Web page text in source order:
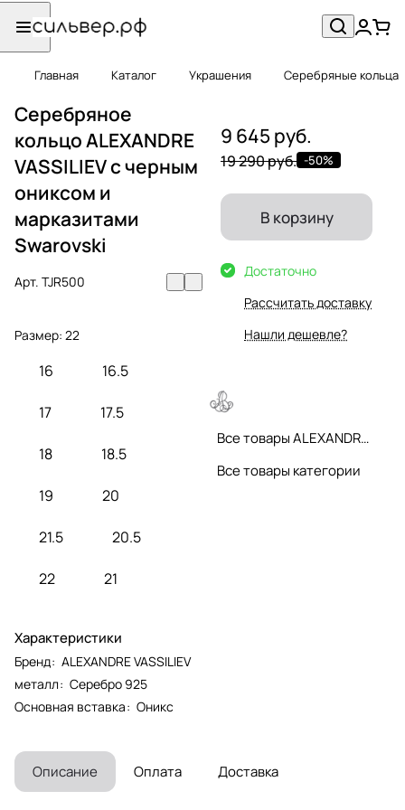
Главная Каталог Украшения Серебряные кольца
Серебряное
кольцо ALEXANDRE
VASSILIEV с черным
ониксом и
марказитами
Swarovski
Арт. TJR500
Размер: 22
16 16.5
17 17.5
18 18.5
19 20
21.5 20.5
22 21
Характеристики
Бренд: ALEXANDRE VASSILIEV
металл: Серебро 925
Основная вставка: Оникс
9 645 руб.
19 290 руб. -50%
В корзину
Достаточно
Рассчитать доставку
Нашли дешевле?
Все товары ALEXANDRE VASSILIEV
Все товары категории
Описание Оплата Доставка